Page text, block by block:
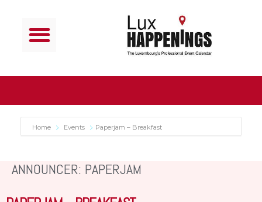
Home Events Paperjam – Breakfast
ANNOUNCER: PAPERJAM